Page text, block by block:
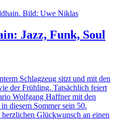
Jazz, Funk, Soul
Schlagzeug sitzt und mit den
der Frühling. Tatsächlich feiert
Wolfgang Haffner mit den
Sommer sein 50.
Glückwunsch an einen